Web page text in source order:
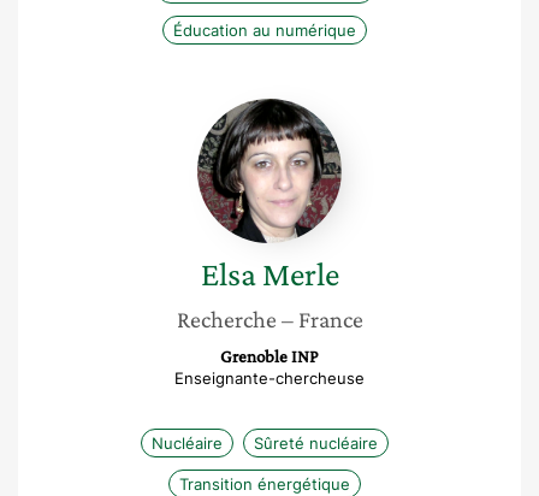
Éducation au numérique
Elsa
Merle
Elsa Merle
Recherche – France
Grenoble INP
Enseignante-chercheuse
Nucléaire Sûreté nucléaire
Transition énergétique